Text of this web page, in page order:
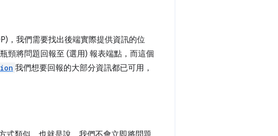
，我們需要找出後端實際提供資訊的位
頸將問題回報至 (選用) 報表端點，而這個
我們想要回報的大部分資訊都已可用，